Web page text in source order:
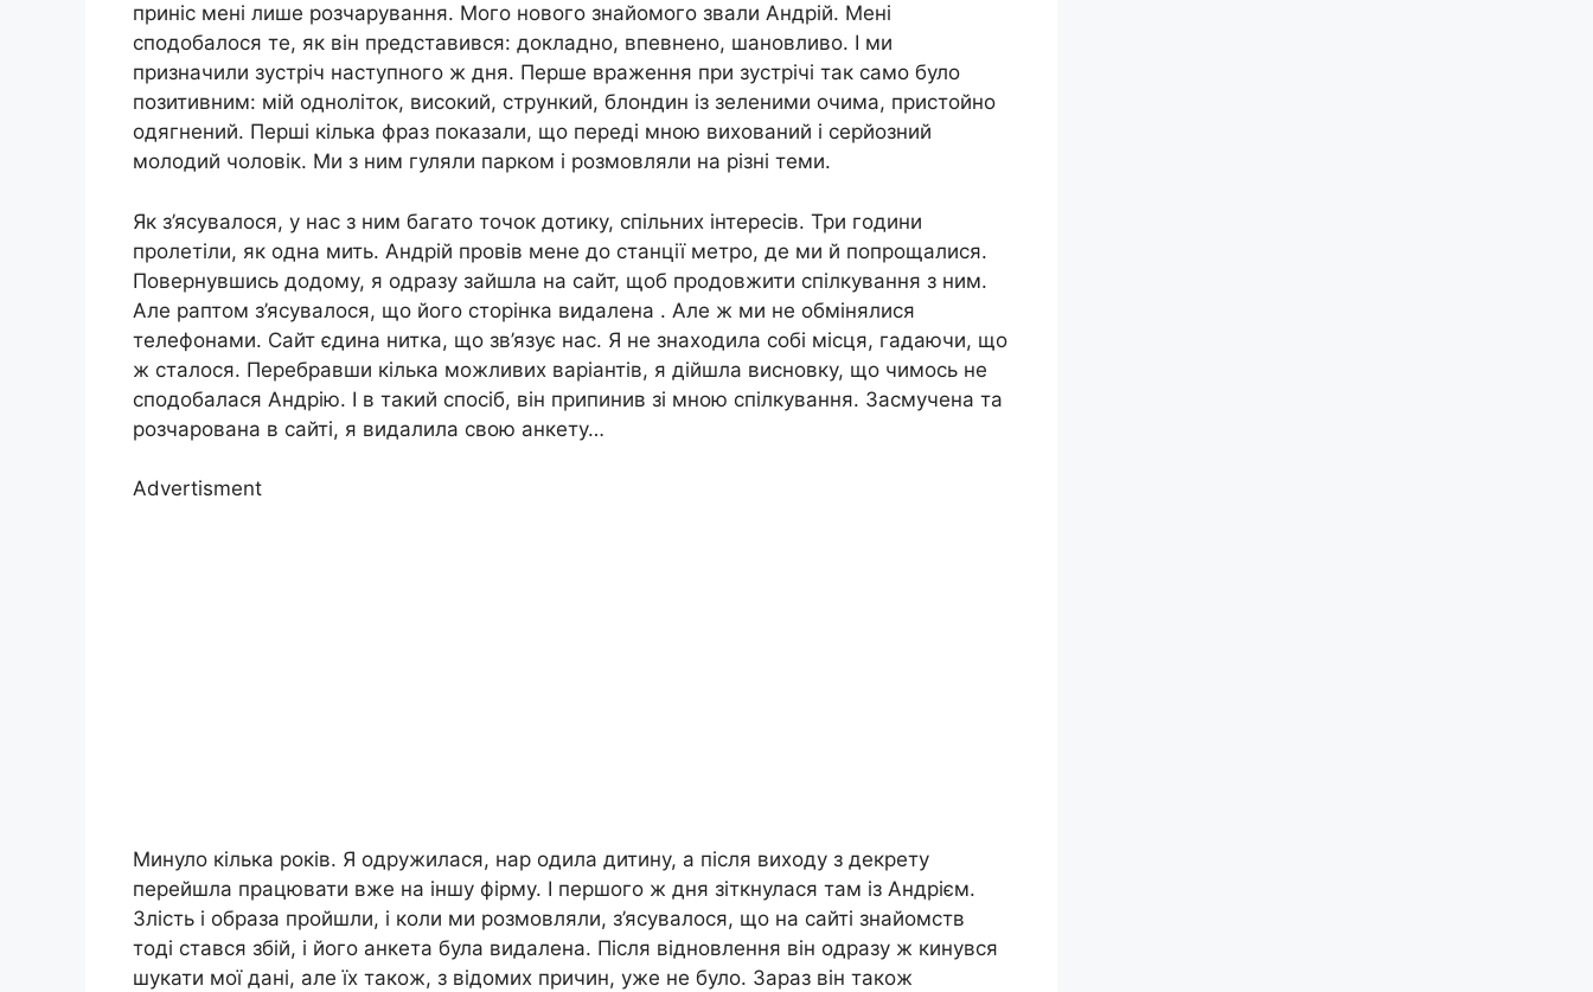
приніс мені лише розчарування. Мого нового знайомого звали Андрій. Мені
сподобалося те, як він представився: докладно, впевнено, шановливо. І ми
призначили зустріч наступного ж дня. Перше враження при зустрічі так само було
позитивним: мій одноліток, високий, стрункий, блондин із зеленими очима, пристойно
одягнений. Перші кілька фраз показали, що переді мною вихований і серйозний
молодий чоловік. Ми з ним гуляли парком і розмовляли на різні теми.
Як з’ясувалося, у нас з ним багато точок дотику, спільних інтересів. Три години
пролетіли, як одна мить. Андрій провів мене до станції метро, де ми й попрощалися.
Повернувшись додому, я одразу зайшла на сайт, щоб продовжити спілкування з ним.
Але раптом з’ясувалося, що його сторінка видалена . Але ж ми не обмінялися
телефонами. Сайт єдина нитка, що зв’язує нас. Я не знаходила собі місця, гадаючи, що
ж сталося. Перебравши кілька можливих варіантів, я дійшла висновку, що чимось не
сподобалася Андрію. І в такий спосіб, він припинив зі мною спілкування. Засмучена та
розчарована в сайті, я видалила свою анкету…
Advertisment
Минуло кілька років. Я одружилася, нар одила дитину, а після виходу з декрету
перейшла працювати вже на іншу фірму. І першого ж дня зіткнулася там із Андрієм.
Злість і образа пройшли, і коли ми розмовляли, з’ясувалося, що на сайті знайомств
тоді стався збій, і його анкета була видалена. Після відновлення він одразу ж кинувся
шукати мої дані, але їх також, з відомих причин, уже не було. Зараз він також